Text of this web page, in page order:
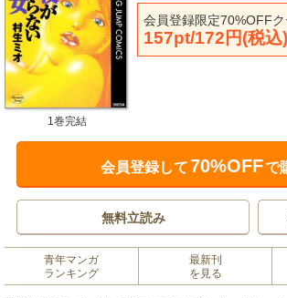
会員登録限定70%OFF
157pt/172円(税込)
1巻完結
会員登録して70%OFFで
無料立読み
青年マンガ
ランキング
最新刊
を見る